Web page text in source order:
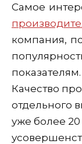
Самое
компания,
показателям.
Качество
отдельного
уже более 20